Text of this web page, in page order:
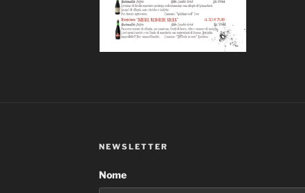
NEWSLETTER
Nome